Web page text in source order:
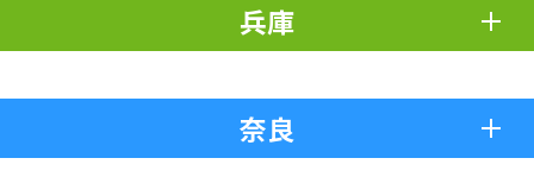
兵庫
奈良